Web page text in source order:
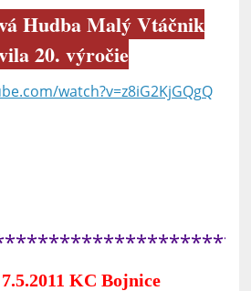
Hudba Malý Vtáčnik
20. výročie
watch?v=z8iG2KjGQgQ
KC Bojnice